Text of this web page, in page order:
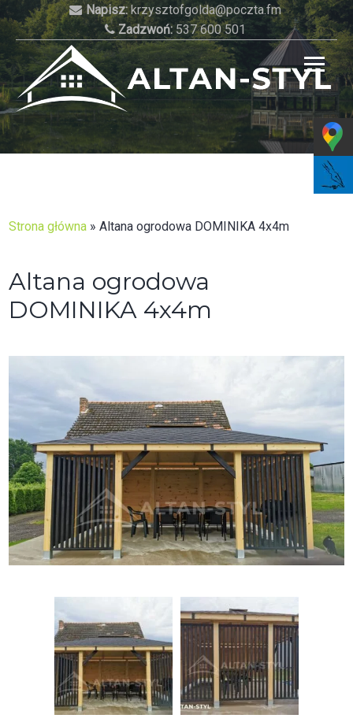
Skip
content
Napisz:krzysztofgolda@poczta.fm
Zadzwoń:537 600 501
Najlepsze altany do Twojego ogrodu!
Strona główna »Altana ogrodowa DOMINIKA 4x4m
Altana ogrodowa
DOMINIKA 4x4m